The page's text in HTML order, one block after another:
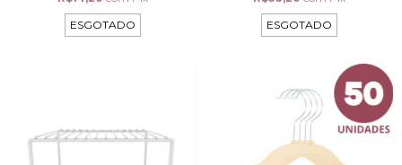
ESGOTADO
ESGOTADO